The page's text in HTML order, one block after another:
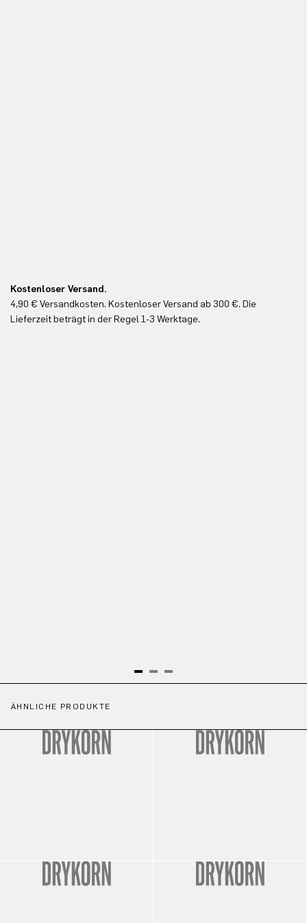
Kostenloser Versand.
4,90 € Versandkosten. Kostenloser Versand ab 300 €. Die
Lieferzeit beträgt in der Regel 1-3 Werktage.
ÄHNLICHE PRODUKTE